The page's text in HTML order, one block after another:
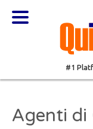
#1
Agenti di